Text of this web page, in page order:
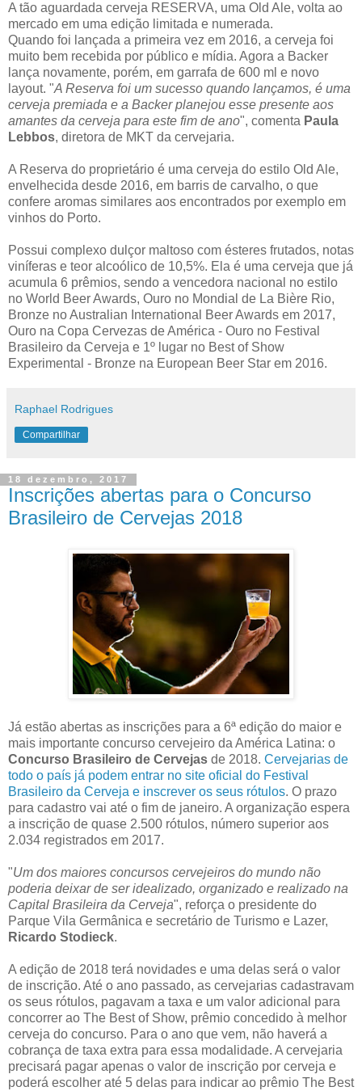
A tão aguardada cerveja RESERVA, uma Old Ale, volta ao
mercado em uma edição limitada e numerada.
Quando foi lançada a primeira vez em 2016, a cerveja foi
muito bem recebida por público e mídia. Agora a Backer
lança novamente, porém, em garrafa de 600 ml e novo
layout. "A Reserva foi um sucesso quando lançamos, é uma
cerveja premiada e a Backer planejou esse presente aos
amantes da cerveja para este fim de ano", comenta Paula
Lebbos, diretora de MKT da cervejaria.
A Reserva do proprietário é uma cerveja do estilo Old Ale,
envelhecida desde 2016, em barris de carvalho, o que
confere aromas similares aos encontrados por exemplo em
vinhos do Porto.
Possui complexo dulçor maltoso com ésteres frutados, notas
viníferas e teor alcoólico de 10,5%. Ela é uma cerveja que já
acumula 6 prêmios, sendo a vencedora nacional no estilo
no World Beer Awards, Ouro no Mondial de La Bière Rio,
Bronze no Australian International Beer Awards em 2017,
Ouro na Copa Cervezas de América - Ouro no Festival
Brasileiro da Cerveja e 1º lugar no Best of Show
Experimental - Bronze na European Beer Star em 2016.
Raphael Rodrigues
Compartilhar
18 dezembro, 2017
Inscrições abertas para o Concurso
Brasileiro de Cervejas 2018
Já estão abertas as inscrições para a 6ª edição do maior e
mais importante concurso cervejeiro da América Latina: o
Concurso Brasileiro de Cervejas de 2018. Cervejarias de
todo o país já podem entrar no site oficial do Festival
Brasileiro da Cerveja e inscrever os seus rótulos. O prazo
para cadastro vai até o fim de janeiro. A organização espera
a inscrição de quase 2.500 rótulos, número superior aos
2.034 registrados em 2017.
"Um dos maiores concursos cervejeiros do mundo não
poderia deixar de ser idealizado, organizado e realizado na
Capital Brasileira da Cerveja", reforça o presidente do
Parque Vila Germânica e secretário de Turismo e Lazer,
Ricardo Stodieck.
A edição de 2018 terá novidades e uma delas será o valor
de inscrição. Até o ano passado, as cervejarias cadastravam
os seus rótulos, pagavam a taxa e um valor adicional para
concorrer ao The Best of Show, prêmio concedido à melhor
cerveja do concurso. Para o ano que vem, não haverá a
cobrança de taxa extra para essa modalidade. A cervejaria
precisará pagar apenas o valor de inscrição por cerveja e
poderá escolher até 5 delas para indicar ao prêmio The Best